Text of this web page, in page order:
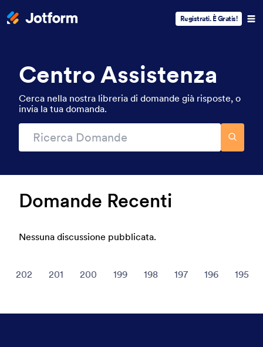
Registrati. È Gratis!
Centro Assistenza
Cerca nella nostra libreria di domande già risposte, o
invia la tua domanda.
Domande Recenti
Nessuna discussione pubblicata.
202 201 200 199 198 197 196 195